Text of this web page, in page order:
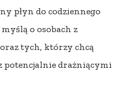
płyn do codziennego
o osobach z
tych, którzy chcą
potencjalnie drażniącymi